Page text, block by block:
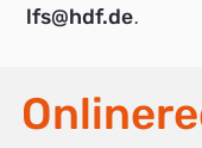
lfs@hdf.de.